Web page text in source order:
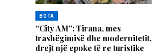
BOTA
“City AM”: Tirana, mes
trashëgimisë dhe modernitetit,
drejt një epoke të re turistike